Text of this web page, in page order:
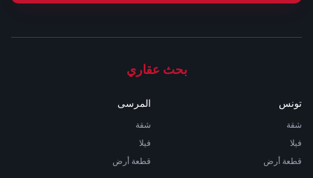
بحث عقاري
تونس
شقة
فيلا
قطعة أرض
المرسى
شقة
فيلا
قطعة أرض